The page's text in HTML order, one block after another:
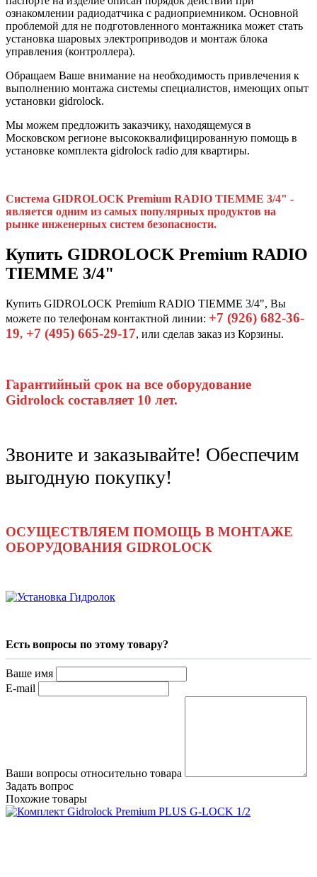
ознакомлении радиодатчика с радиоприемником. Основной
проблемой для не подготовленного монтажника может стать
установка шаровых электроприводов и монтаж блока
управления (контроллера).
Обращаем Ваше внимание на необходимость привлечения к
выполнению монтажа системы специалистов, имеющих опыт
установки gidrolock.
Мы можем предложить заказчику, находящемуся в
Московском регионе высококвалифицированную помощь в
установке комплекта gidrolock radio для квартиры.
Система GIDROLOCK Premium RADIO TIEMME 3/4" -
является одним из самых популярных продуктов на
рынке инженерных систем безопасности.
Купить GIDROLOCK Premium RADIO
TIEMME 3/4"
Купить GIDROLOCK Premium RADIO TIEMME 3/4", Вы
можете по телефонам контактной линии: +7 (926) 682-36-
19, +7 (495) 665-29-17, или сделав заказ из Корзины.
Гарантийный срок на все оборудование
Gidrolock составляет 10 лет.
Звоните и заказывайте! Обеспечим
выгодную покупку!
ОСУЩЕСТВЛЯЕМ ПОМОЩЬ В МОНТАЖЕ
ОБОРУДОВАНИЯ GIDROLOCK
Есть вопросы по этому товару?
Ваше имя
E-mail
Ваши вопросы относительно товара
Задать вопрос
Похожие товары